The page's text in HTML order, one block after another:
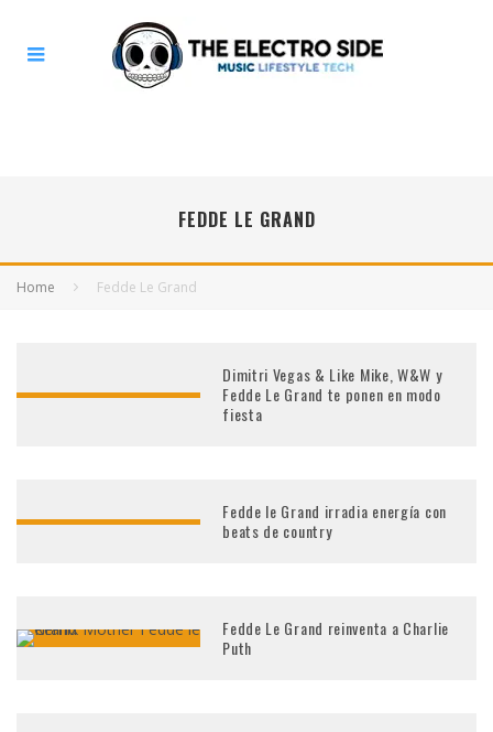
FEDDE LE GRAND
Home Fedde Le Grand
Dimitri Vegas & Like Mike, W&W y
Fedde Le Grand te ponen en modo
fiesta
Fedde le Grand irradia energía con
beats de country
Fedde Le Grand reinventa a Charlie
Puth